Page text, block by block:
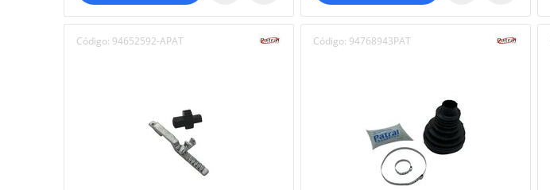
Código: 94652592-APAT Código: 94768943PAT